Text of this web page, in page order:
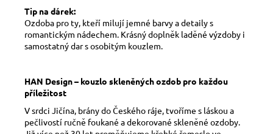
Tip na dárek:
Ozdoba pro ty, kteří milují jemné barvy a detaily s
romantickým nádechem. Krásný doplněk laděné výzdoby i
samostatný dar s osobitým kouzlem.
HAN Design – kouzlo skleněných ozdob pro každou
příležitost
V srdci Jičína, brány do Českého ráje, tvoříme s láskou a
pečlivostí ručně foukané a dekorované skleněné ozdoby.